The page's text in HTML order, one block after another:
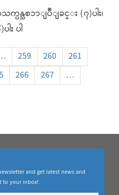
က္ပန္သစၥာျပဳျခင္း (၇)ပါး၊
း ပါ
259 260
261
266 267
…
and get latest news and
to your inbox!